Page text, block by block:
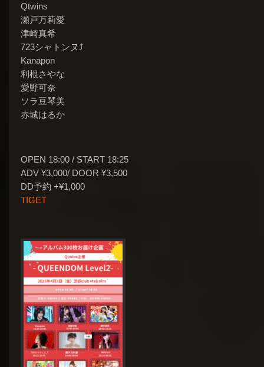
Qtwins
瀬戸万莉愛
津崎真希
723シャトンヌ⤴︎
Kanapon
利根さやな
愛野可奈
ソラ豆琴美
赤城はるか
OPEN 18:00 / START 18:25
ADV ¥3,000/ DOOR ¥3,500
DD予約 +¥1,000
TIGET